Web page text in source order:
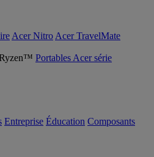
Acer Nitro Acer TravelMate
Portables Acer série
Entreprise Éducation Composants